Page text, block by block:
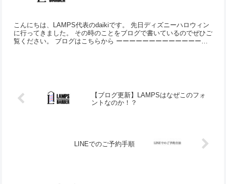
こんにちは、LAMPS代表のdaikiです。 先日ディズニーハロウィン
に行ってきました。 その時のことをブログで書いているのでぜひご
覧ください。 ブログはこちらから ーーーーーーーーーーーーーー
【ブログ更新】LAMPSはなぜこのフォ
ントなのか！？
LINEでのご予約手順